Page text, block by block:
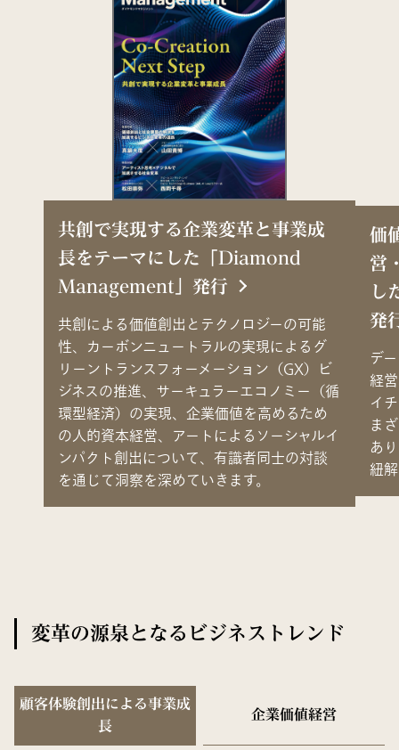
共創で実現する企業変革と事業成
長をテーマにした「Diamond
Management」発行
共創による価値創出とテクノロジーの可能
性、カーボンニュートラルの実現によるグ
リーントランスフォーメーション（GX）ビ
ジネスの推進、サーキュラーエコノミー（循
環型経済）の実現、企業価値を高めるため
の人的資本経営、アートによるソーシャルイ
ンパクト創出について、有識者同士の対談
を通じて洞察を深めていきます。
価
営
し
発
デ
経
イ
ま
あ
紐
変革の源泉となるビジネストレンド
顧客体験創出による事業成
長
企業価値経営